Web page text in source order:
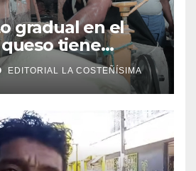
gradual en el
tiene
Panaderias
EDITORIAL LA COSTEÑÍSIMA